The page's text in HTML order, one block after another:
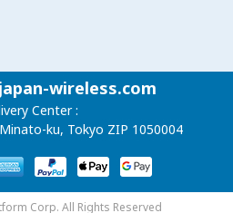
wireless.com
Center :
ku, Tokyo ZIP 1050004
Corp. All Rights Reserved